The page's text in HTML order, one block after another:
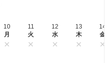
10
月
11
火
12
水
13
木
14
金